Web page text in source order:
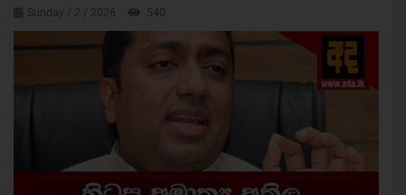
Sunday / 2 / 2026 540